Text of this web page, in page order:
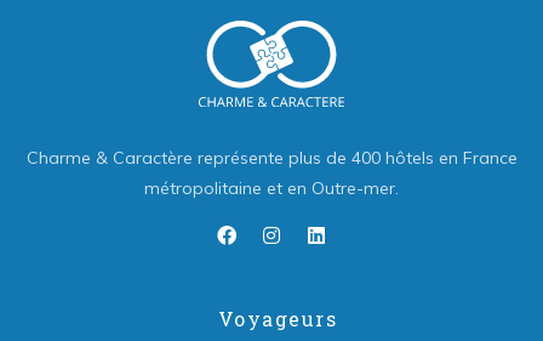
Charme & Caractère représente plus de 400 hôtels en France
métropolitaine et en Outre-mer.
Voyageurs